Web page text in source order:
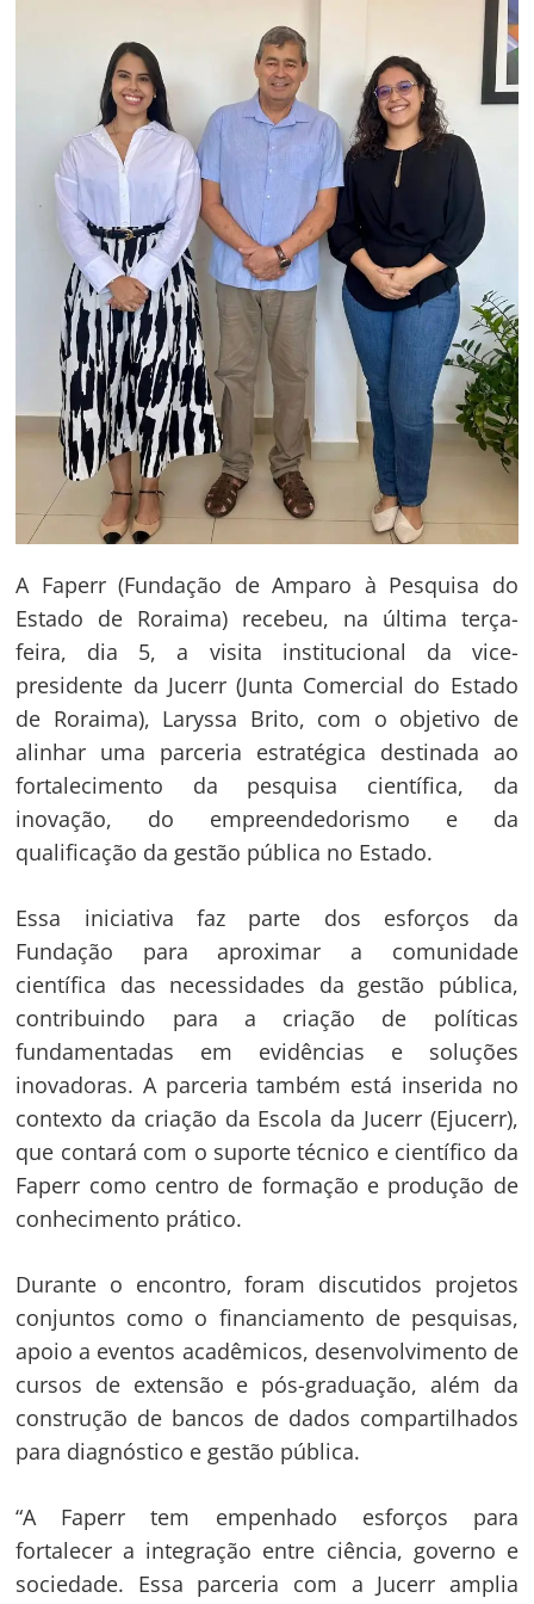
A Faperr (Fundação de Amparo à Pesquisa do
Estado de Roraima) recebeu, na última terça-
feira, dia 5, a visita institucional da vice-
presidente da Jucerr (Junta Comercial do Estado
de Roraima), Laryssa Brito, com o objetivo de
alinhar uma parceria estratégica destinada ao
fortalecimento da pesquisa científica, da
inovação, do empreendedorismo e da
qualificação da gestão pública no Estado.
Essa iniciativa faz parte dos esforços da
Fundação para aproximar a comunidade
científica das necessidades da gestão pública,
contribuindo para a criação de políticas
fundamentadas em evidências e soluções
inovadoras. A parceria também está inserida no
contexto da criação da Escola da Jucerr (Ejucerr),
que contará com o suporte técnico e científico da
Faperr como centro de formação e produção de
conhecimento prático.
Durante o encontro, foram discutidos projetos
conjuntos como o financiamento de pesquisas,
apoio a eventos acadêmicos, desenvolvimento de
cursos de extensão e pós-graduação, além da
construção de bancos de dados compartilhados
para diagnóstico e gestão pública.
“A Faperr tem empenhado esforços para
fortalecer a integração entre ciência, governo e
sociedade. Essa parceria com a Jucerr amplia